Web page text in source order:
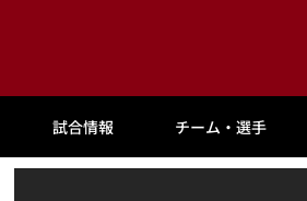
試合情報 チーム・選手